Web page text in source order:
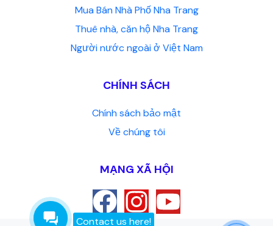
Mua Bán Nhà Phố Nha Trang
Thuê nhà, căn hộ Nha Trang
Người nước ngoài ở Việt Nam
CHÍNH SÁCH
Chính sách bảo mật
Về chúng tôi
MẠNG XÃ HỘI
Contact us here!